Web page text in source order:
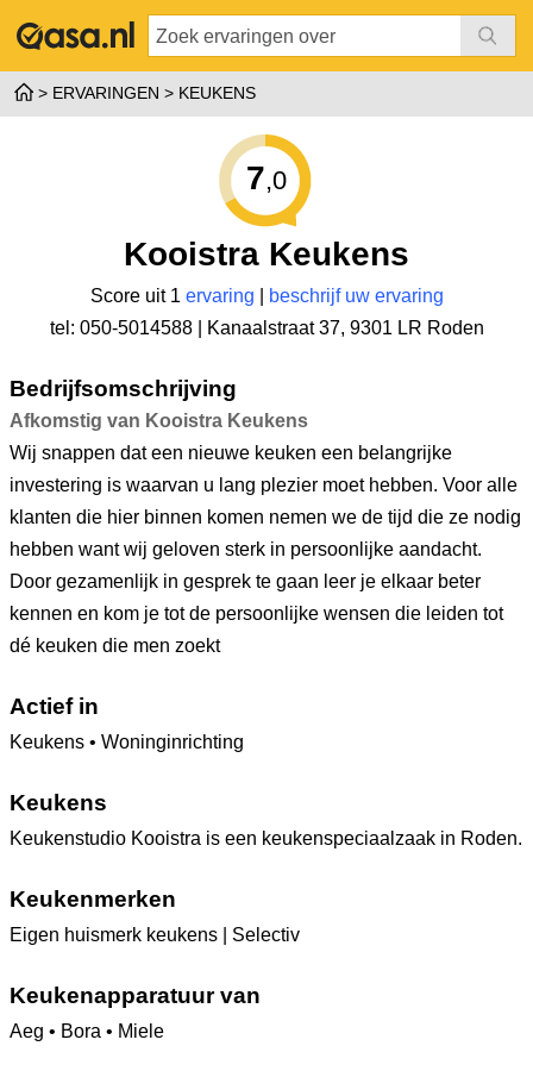
ERVARINGEN KEUKENS
7,0
Kooistra Keukens
Score uit 1 ervaring
beschrijf uw ervaring
tel: 050-5014588 |
Kanaalstraat 37, 9301 LR Roden
Bedrijfsomschrijving
Afkomstig van Kooistra Keukens
Wij snappen dat een nieuwe keuken een belangrijke
investering is waarvan u lang plezier moet hebben. Voor alle
klanten die hier binnen komen nemen we de tijd die ze nodig
hebben want wij geloven sterk in persoonlijke aandacht.
Door gezamenlijk in gesprek te gaan leer je elkaar beter
kennen en kom je tot de persoonlijke wensen die leiden tot
dé keuken die men zoekt
Actief in
Keukens • Woninginrichting
Keukens
Keukenstudio Kooistra is een keukenspeciaalzaak in Roden.
Keukenmerken
Eigen huismerk keukens | Selectiv
Keukenapparatuur van
Aeg • Bora • Miele